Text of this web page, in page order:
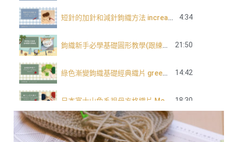
短針的加針和減針鉤織方法 increase and decrease of single crochet 4:34
鉤織新手必學基礎圓形教學(跟練版) 21:50
綠色漸變鉤織基礎經典織片 green tone classic granny square 14:42
18:30
長針的加針及減針 increase and decrease of double crochet